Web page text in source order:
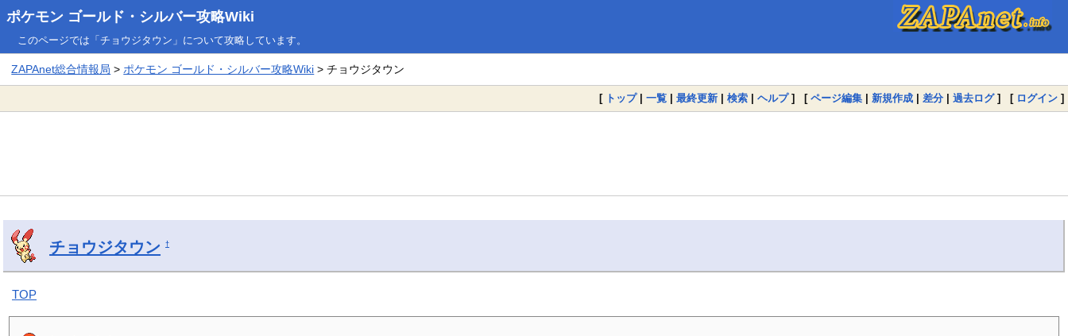
ポケモン ゴールド・シルバー攻略Wiki
このページでは「チョウジタウン」について攻略しています。
ZAPAnet総合情報局 >ポケモン ゴールド・シルバー攻略Wiki > チョウジタウン
[ トップ| 一覧 | 最終更新 | 検索 | ヘルプ] [ ページ編集 | 新規作成 | 差分 | 過去ログ] [ ログイン ]
チョウジタウン †
TOP